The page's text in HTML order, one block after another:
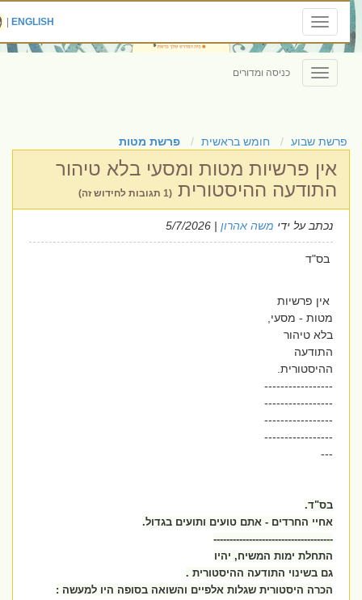
Toggle
navigation
ENGLISH
|
Toggle
navigation
כניסה ומדורים
פרשת שבוע חומש בראשית פרשת מטות
אין פרשיות מטות ומסעי בלא טיהור
התודעה ההיסטורית(1 תגובות לחידוש זה)
נכתב על ידימשה אהרון| 5/7/2026
בס"ד
אין פרשיות
מטות - מסעי,
בלא טיהור
התודעה
ההיסטורית.
-----------------
-----------------
-----------------
-----------------
---
בס"ד.
אחיי החרדים - אתם טועים ותועים בגדול.
-------------------------------------
התחלת ימות המשיח, יהיו
גם בשינוי התודעה ההיסטורית .
הכרה היסטורית שגלות אלפיים והשואה בסופה היו למעשה :